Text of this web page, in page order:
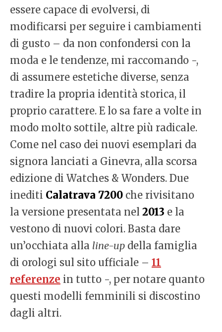
essere capace di evolversi, di
modificarsi per seguire i cambiamenti
di gusto – da non confondersi con la
moda e le tendenze, mi raccomando -,
di assumere estetiche diverse, senza
tradire la propria identità storica, il
proprio carattere. E lo sa fare a volte in
modo molto sottile, altre più radicale.
Come nel caso dei nuovi esemplari da
signora lanciati a Ginevra, alla scorsa
edizione di Watches & Wonders. Due
inediti Calatrava 7200 che rivisitano
la versione presentata nel 2013 e la
vestono di nuovi colori. Basta dare
un’occhiata alla line-up della famiglia
di orologi sul sito ufficiale – 11
referenze in tutto -, per notare quanto
questi modelli femminili si discostino
dagli altri.